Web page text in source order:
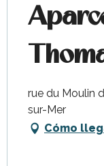
rue du Moulin
sur-Mer
Cómo